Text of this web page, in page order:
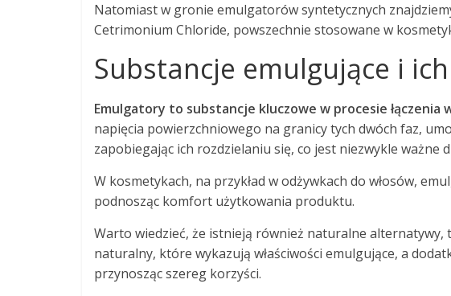
Natomiast w gronie emulgatorów syntetycznych
Cetrimonium Chloride, powszechnie stosowane w
Substancje emulgujące i
Emulgatory to substancje kluczowe w procesie łączenia
napięcia powierzchniowego na granicy tych dwóch faz,
zapobiegając ich rozdzielaniu się, co jest niezwykle ważne
W kosmetykach, na przykład w odżywkach do włosów,
podnosząc komfort użytkowania produktu.
Warto wiedzieć, że istnieją również naturalne alternatywy,
naturalny, które wykazują właściwości emulgujące, a
przynosząc szereg korzyści.